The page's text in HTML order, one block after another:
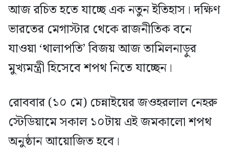
আজ রচিত হতে যাচ্ছে এক নতুন ইতিহাস। দক্ষিণ
ভারতের মেগাস্টার থেকে রাজনীতিক বনে
যাওয়া ‘থালাপতি’ বিজয় আজ তামিলনাড়ুর
মুখ্যমন্ত্রী হিসেবে শপথ নিতে যাচ্ছেন।
রোববার (১০ মে) চেন্নাইয়ের জওহরলাল নেহরু
স্টেডিয়ামে সকাল ১০টায় এই জমকালো শপথ
অনুষ্ঠান আয়োজিত হবে।